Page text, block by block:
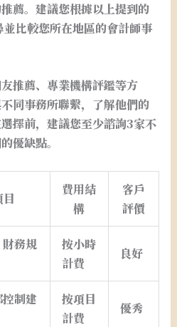
薦。建議您根據以上提到的
比較您所在地區的會計師事
推薦、專業機構評鑑等方
同事務所聯繫，了解他們的
擇前，建議您至少諮詢3家不
優缺點。
費用結
構
客戶
評價
務規
按小時
計費
良好
制建
按項目
計費
優秀